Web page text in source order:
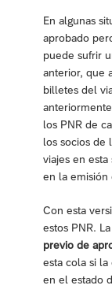
En algunas
aprobado
puede sufrir
anterior, que
billetes del
los PNR de
los socios de
viajes en
en la emisión
Con esta
estos PNR.
previo de
esta cola si
en el estado